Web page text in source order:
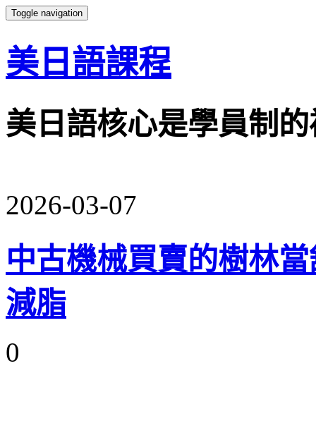
Toggle navigation
美日語課程
美日語核心是學員制
2026-03-07
中古機械買賣的樹林
減脂
0